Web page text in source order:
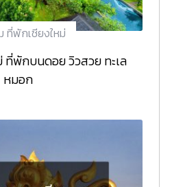
ที่พักเชียงใหม่
ที่พักบนดอย วิวสวย ทะเล
หมอก